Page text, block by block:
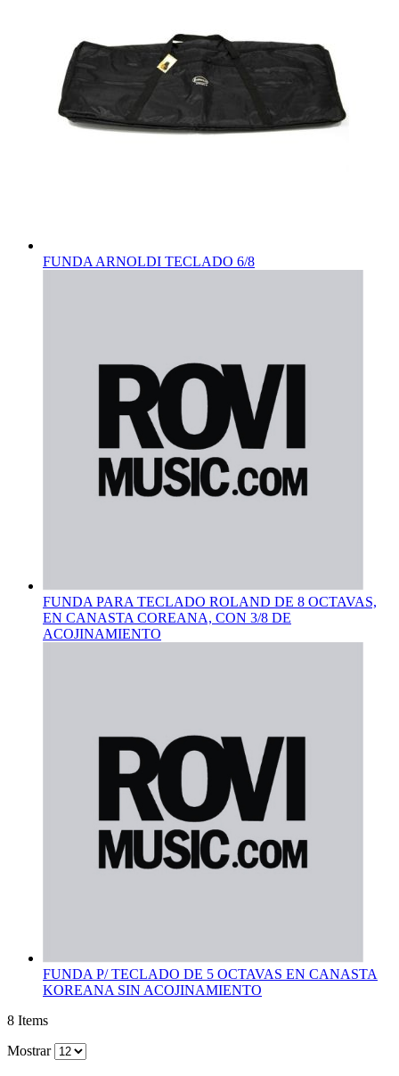
FUNDA ARNOLDI TECLADO 6/8
FUNDA PARA TECLADO ROLAND DE 8 OCTAVAS,
EN CANASTA COREANA, CON 3/8 DE
ACOJINAMIENTO
FUNDA P/ TECLADO DE 5 OCTAVAS EN CANASTA
KOREANA SIN ACOJINAMIENTO
8 Items
Mostrar